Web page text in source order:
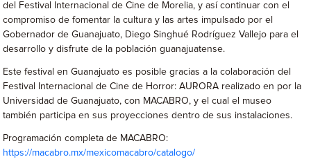
del Festival Internacional de Cine de Morelia, y así continuar con el
compromiso de fomentar la cultura y las artes impulsado por el
Gobernador de Guanajuato, Diego Singhué Rodríguez Vallejo para el
desarrollo y disfrute de la población guanajuatense.
Este festival en Guanajuato es posible gracias a la colaboración del
Festival Internacional de Cine de Horror: AURORA realizado en por la
Universidad de Guanajuato, con MACABRO, y el cual el museo
también participa en sus proyecciones dentro de sus instalaciones.
Programación completa de MACABRO:
https://macabro.mx/mexicomacabro/catalogo/